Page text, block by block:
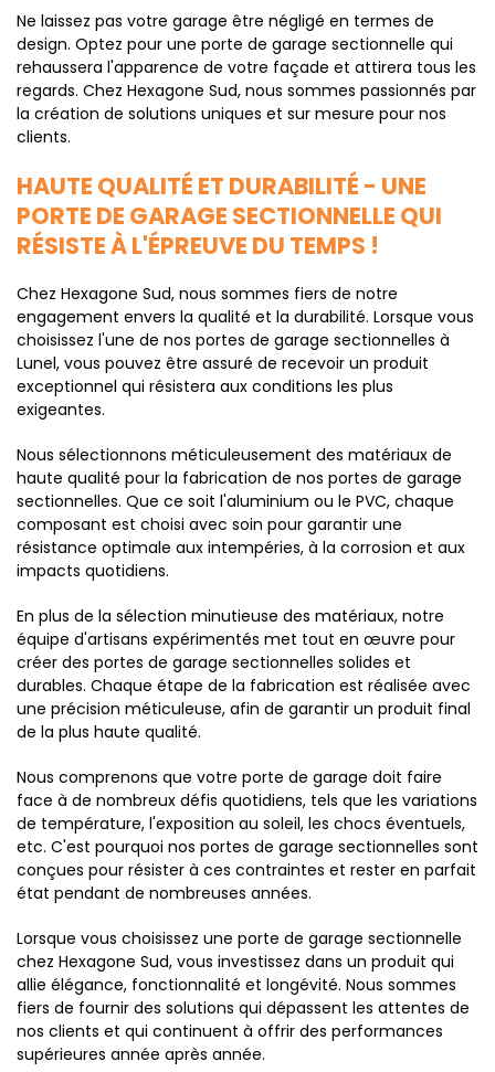
Ne laissez pas votre garage être négligé en termes de
design. Optez pour une porte de garage sectionnelle qui
rehaussera l'apparence de votre façade et attirera tous les
regards. Chez Hexagone Sud, nous sommes passionnés par
la création de solutions uniques et sur mesure pour nos
clients.
HAUTE QUALITÉ ET DURABILITÉ - UNE
PORTE DE GARAGE SECTIONNELLE QUI
RÉSISTE À L'ÉPREUVE DU TEMPS !
Chez Hexagone Sud, nous sommes fiers de notre
engagement envers la qualité et la durabilité. Lorsque vous
choisissez l'une de nos portes de garage sectionnelles à
Lunel, vous pouvez être assuré de recevoir un produit
exceptionnel qui résistera aux conditions les plus
exigeantes.
Nous sélectionnons méticuleusement des matériaux de
haute qualité pour la fabrication de nos portes de garage
sectionnelles. Que ce soit l'aluminium ou le PVC, chaque
composant est choisi avec soin pour garantir une
résistance optimale aux intempéries, à la corrosion et aux
impacts quotidiens.
En plus de la sélection minutieuse des matériaux, notre
équipe d'artisans expérimentés met tout en œuvre pour
créer des portes de garage sectionnelles solides et
durables. Chaque étape de la fabrication est réalisée avec
une précision méticuleuse, afin de garantir un produit final
de la plus haute qualité.
Nous comprenons que votre porte de garage doit faire
face à de nombreux défis quotidiens, tels que les variations
de température, l'exposition au soleil, les chocs éventuels,
etc. C'est pourquoi nos portes de garage sectionnelles sont
conçues pour résister à ces contraintes et rester en parfait
état pendant de nombreuses années.
Lorsque vous choisissez une porte de garage sectionnelle
chez Hexagone Sud, vous investissez dans un produit qui
allie élégance, fonctionnalité et longévité. Nous sommes
fiers de fournir des solutions qui dépassent les attentes de
nos clients et qui continuent à offrir des performances
supérieures année après année.